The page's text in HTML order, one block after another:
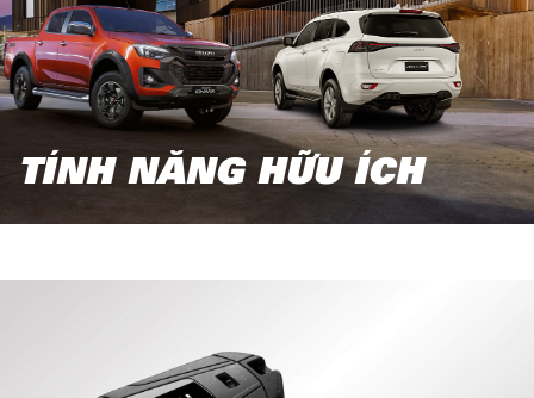
TÍNH NĂNG HỮU ÍCH